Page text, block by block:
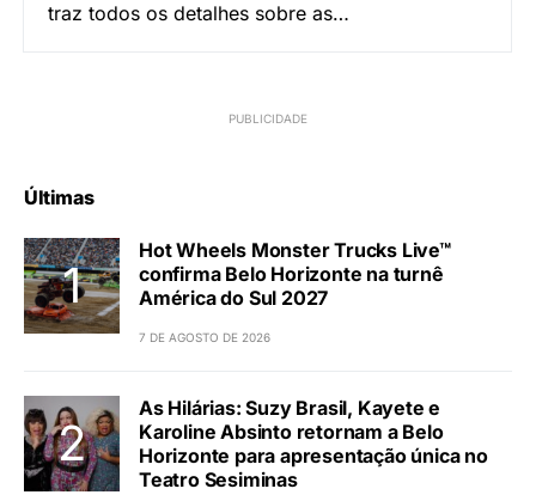
traz todos os detalhes sobre as…
Últimas
Hot Wheels Monster Trucks Live™
confirma Belo Horizonte na turnê
América do Sul 2027
7 DE AGOSTO DE 2026
As Hilárias: Suzy Brasil, Kayete e
Karoline Absinto retornam a Belo
Horizonte para apresentação única no
Teatro Sesiminas